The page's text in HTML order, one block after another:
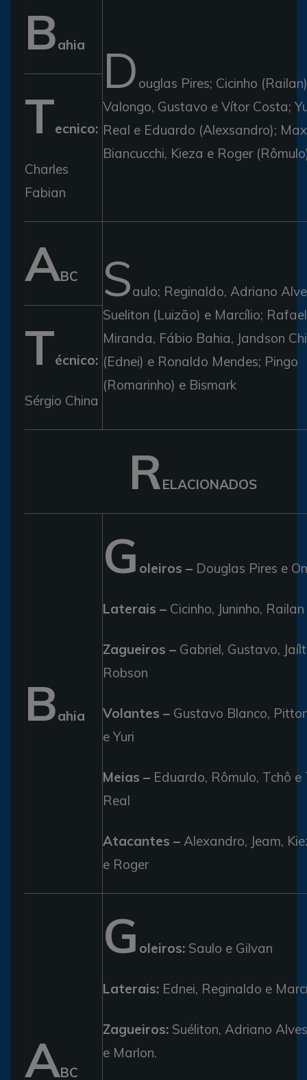
Bahia D ouglas Pires; Cicinho
Valongo, Gustavo e Vítor Costa;
Real e Eduardo (Alexsandro);
Biancucchi, Kieza e Roger
Tecnico:
Charles
Fabian
ABC Saulo; Reginaldo, Adriano
Sueliton (Luizão) e Marcílio; Rafael
Miranda, Fábio Bahia, Jandson
(Ednei) e Ronaldo Mendes; Pingo
(Romarinho) e Bismark
Técnico:
Sérgio China
RELACIONADOS
Bahia
G oleiros – Douglas Pires e
Laterais – Cicinho, Juninho,
Zagueiros – Gabriel, Gustavo,
Robson
Volantes – Gustavo Blanco,
e Yuri
Meias – Eduardo, Rômulo, Tchô
Real
Atacantes – Alexandro, Jeam,
e Roger
ABC
G oleiros: Saulo e Gilvan
Laterais: Ednei, Reginaldo e
Zagueiros: Suéliton, Adriano
e Marlon.